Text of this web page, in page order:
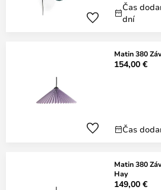
Čas
dní
Matin 380
154,00 €
Čas
Matin 380
Hay
149,00 €